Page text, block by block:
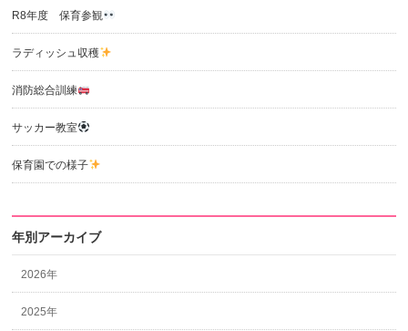
R8年度 保育参観
ラディッシュ収穫
消防総合訓練
サッカー教室
保育園での様子
年別アーカイブ
2026年
2025年